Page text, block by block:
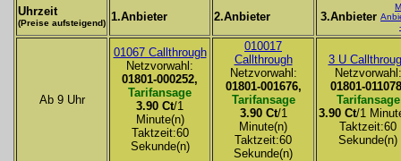
Uhrzeit
(Preise aufsteigend) 1.Anbieter 2.Anbieter 3.Anbieter
Ab 9 Uhr
01067 Callthrough
Netzvorwahl:
01801-000252,
Tarifansage
3.90 Ct/1
Minute(n)
Taktzeit:60
Sekunde(n)
010017
Callthrough
Netzvorwahl:
01801-001676,
Tarifansage
3.90 Ct/1
Minute(n)
Taktzeit:60
Sekunde(n)
3 U
Netzvorwahl:
01801-
Tarifansage
3.90 Ct/1
Taktzeit:60
Sekunde(n)